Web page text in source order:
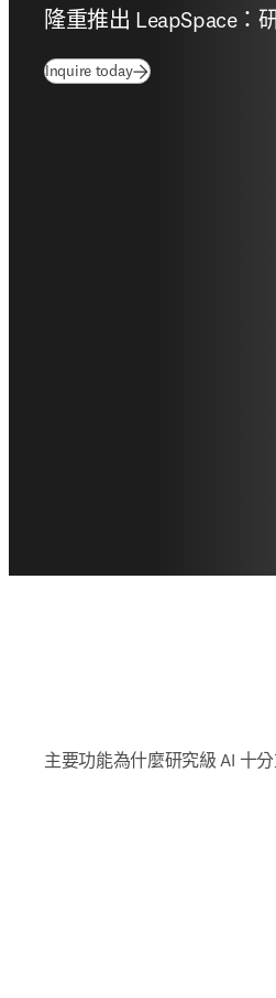
隆重推出 LeapSpace：
Inquire today
主要功能為什麼研究級 AI 十